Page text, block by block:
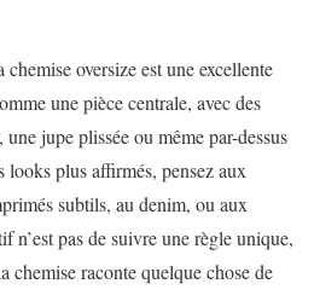
oversize est une excellente
une pièce centrale, avec des
jupe plissée ou même par-dessus
looks plus affirmés, pensez aux
subtils, au denim, ou aux
n’est pas de suivre une règle unique,
chemise raconte quelque chose de